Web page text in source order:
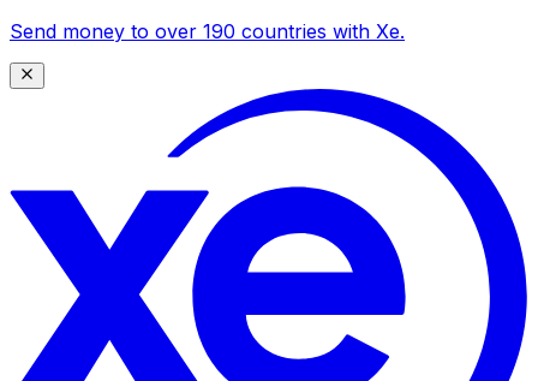
Send money to over 190 countries with Xe.